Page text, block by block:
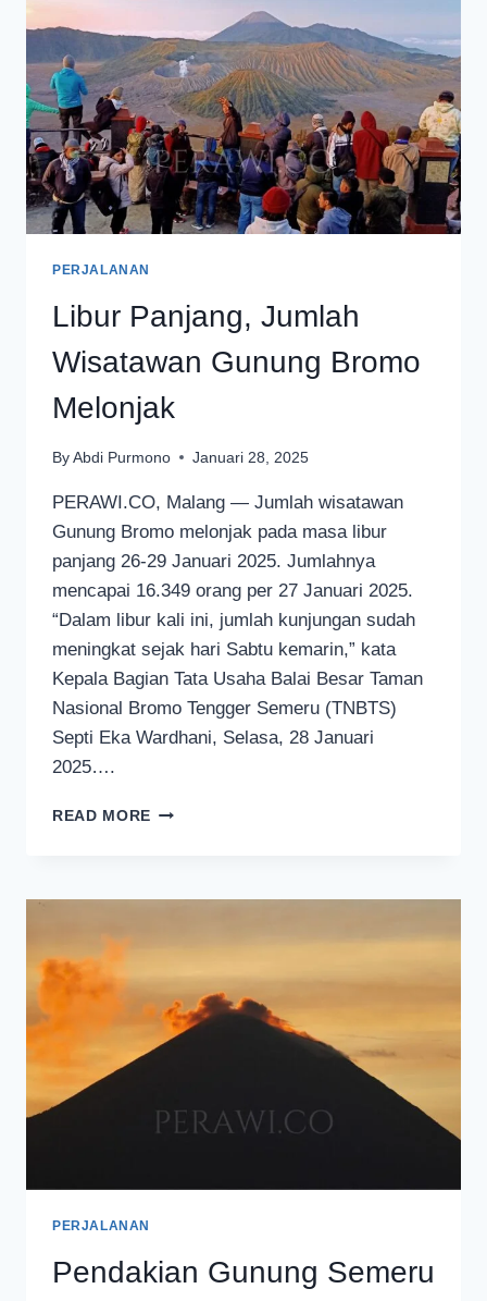
SELAMATKAN
DANAU
RANUPANI
PERJALANAN
Libur Panjang, Jumlah
Wisatawan Gunung Bromo
Melonjak
By Abdi Purmono Januari 28, 2025
PERAWI.CO, Malang — Jumlah wisatawan
Gunung Bromo melonjak pada masa libur
panjang 26-29 Januari 2025. Jumlahnya
mencapai 16.349 orang per 27 Januari 2025.
“Dalam libur kali ini, jumlah kunjungan sudah
meningkat sejak hari Sabtu kemarin,” kata
Kepala Bagian Tata Usaha Balai Besar Taman
Nasional Bromo Tengger Semeru (TNBTS)
Septi Eka Wardhani, Selasa, 28 Januari
2025….
READ MORE LIBUR
GUNUNG
PERJALANAN
Pendakian Gunung Semeru